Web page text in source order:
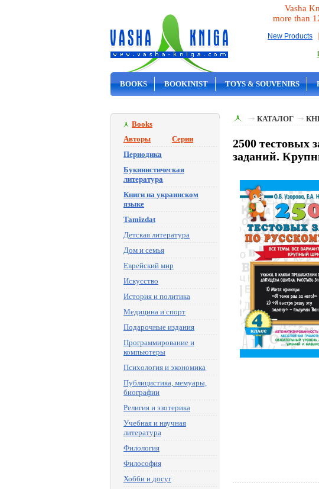
Vasha
more than
New Products |
BOOKS BOOKINIST TOYS & SOUVENIRS
Books
Авторы
Серии
Периодика
Букинистическая
литература
Книги на украинском
языке
Tamizdat
Детская литература
Дом и семья
Еврейский мир
Искусство
История и политика
Медицина и спорт
Подарочные издания
Программирование и
компьютеры
Психология и экономика
Публицистика, мемуары,
биографии
Религия и эзотерика
Учебная и научная
литература
Филология
Философия
Хобби и досуг
КАТАЛОГ
2500 тестовых
заданий.